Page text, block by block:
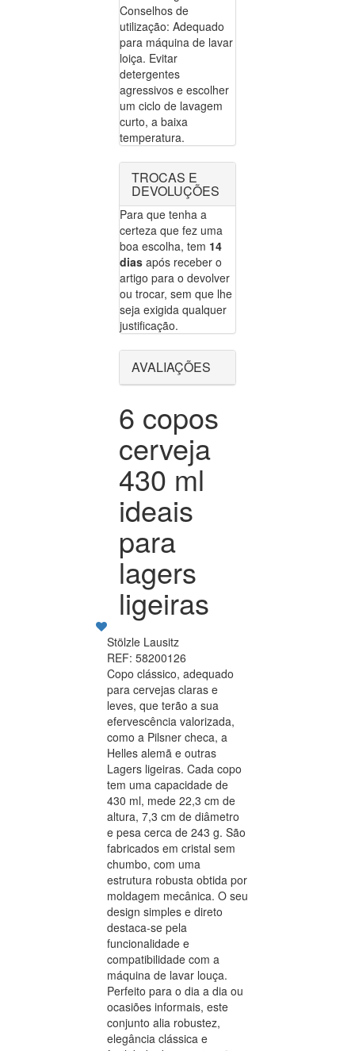
Conselhos de
utilização: Adequado
para máquina de lavar
loiça. Evitar
detergentes
agressivos e escolher
um ciclo de lavagem
curto, a baixa
temperatura.
TROCAS E
DEVOLUÇÕES
Para que tenha a
certeza que fez uma
boa escolha, tem 14
dias após receber o
artigo para o devolver
ou trocar, sem que lhe
seja exigida qualquer
justificação.
AVALIAÇÕES
6 copos
cerveja
430 ml
ideais
para
lagers
ligeiras
Stölzle Lausitz
REF: 58200126
Copo clássico, adequado
para cervejas claras e
leves, que terão a sua
efervescência valorizada,
como a Pilsner checa, a
Helles alemã e outras
Lagers ligeiras. Cada copo
tem uma capacidade de
430 ml, mede 22,3 cm de
altura, 7,3 cm de diâmetro
e pesa cerca de 243 g. São
fabricados em cristal sem
chumbo, com uma
estrutura robusta obtida por
moldagem mecânica. O seu
design simples e direto
destaca-se pela
funcionalidade e
compatibilidade com a
máquina de lavar louça.
Perfeito para o dia a dia ou
ocasiões informais, este
conjunto alia robustez,
elegância clássica e